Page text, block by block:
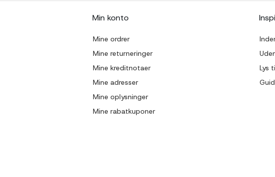
Min konto
Mine ordrer
Mine returneringer
Mine kreditnotaer
Mine adresser
Mine oplysninger
Mine rabatkuponer
Lys